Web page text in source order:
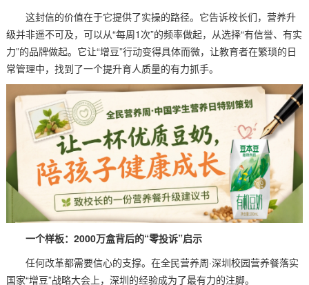
这封信的价值在于它提供了实操的路径。它告诉校长们，营养升
级并非遥不可及，可以从“每周1次”的频率做起，从选择“有信誉、有实
力”的品牌做起。它让“增豆”行动变得具体而微，让教育者在繁琐的日
常管理中，找到了一个提升育人质量的有力抓手。
一个样板：2000万盒背后的“零投诉”启示
任何改革都需要信心的支撑。在全民营养周·深圳校园营养餐落实
国家“增豆”战略大会上，深圳的经验成为了最有力的注脚。